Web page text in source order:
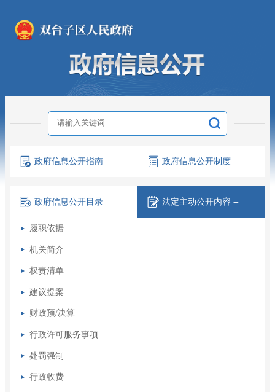
政府信息公开指南 政府信息公开制度
政府信息公开目录 法定主动公开内容 －
履职依据
机关简介
权责清单
建议提案
财政预/决算
行政许可服务事项
处罚强制
行政收费